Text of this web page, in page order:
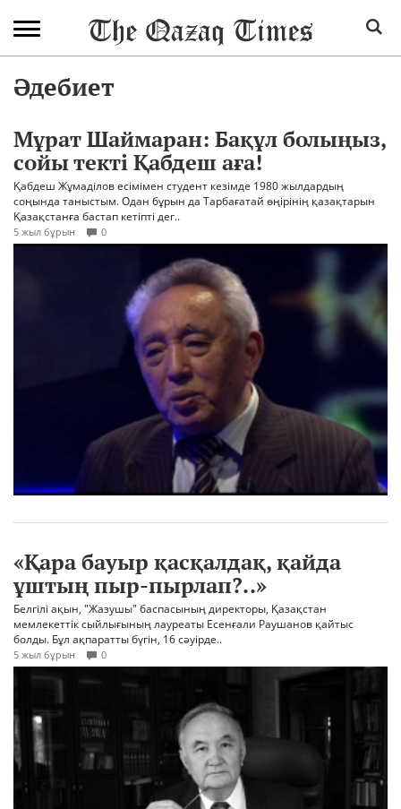
Әдебиет
Мұрат Шаймаран: Бақұл болыңыз,
сойы текті Қабдеш аға!
Қабдеш Жұмаділов есімімен студент кезімде 1980 жылдардың
соңында таныстым. Одан бұрын да Тарбағатай өңірінің қазақтарын
Қазақстанға бастап кетіпті дег..
5 жыл бұрын 0
«Қара бауыр қасқалдақ, қайда
ұштың пыр-пырлап?..»
Белгілі ақын, "Жазушы" баспасының директоры, Қазақстан
мемлекеттік сыйлығының лауреаты Есенғали Раушанов қайтыс
болды. Бұл ақпаратты бүгін, 16 сәуірде..
5 жыл бұрын 0